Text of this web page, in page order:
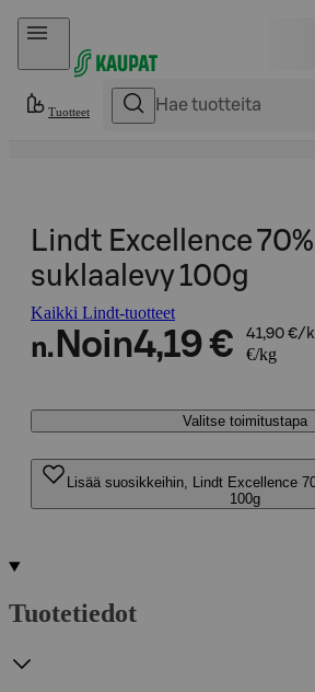
Hyppää sisältöön
Tuotteet
Lindt Excellence
suklaalevy 100g
Kaikki Lindt-tuotteet
n. Noin4,19 € 41,90 €/
€/kg
Valitse toimitustapa
Lisää suosikkeihin, Lindt Excellence
100g
Tuotetiedot